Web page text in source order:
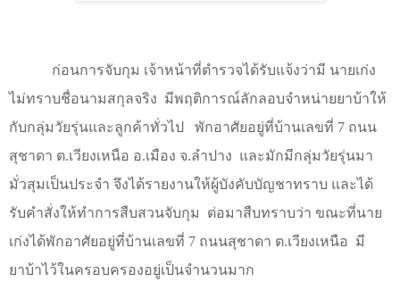
ก่อนการจับกุม เจ้าหน้าที่ตำรวจได้รับแจ้งว่ามี นายเก่ง
ไม่ทราบชื่อนามสกุลจริง มีพฤติการณ์ลักลอบจำหน่ายยาบ้าให้
กับกลุ่มวัยรุ่นและลูกค้าทั่วไป
พักอาศัยอยู่ที่บ้านเลขที่ 7 ถนน
สุชาดา ต.เวียงเหนือ อ.เมือง จ.ลำปาง และมักมีกลุ่มวัยรุ่นมา
มั่วสุมเป็นประจำ จึงได้รายงานให้ผู้บังคับบัญชาทราบ และได้
รับคำสั่งให้ทำการสืบสวนจับกุม
ต่อมาสืบทราบว่า ขณะที่นาย
เก่งได้พักอาศัยอยู่ที่บ้านเลขที่ 7 ถนนสุชาดา ต.เวียงเหนือ มี
ยาบ้าไว้ในครอบครองอยู่เป็นจำนวนมาก